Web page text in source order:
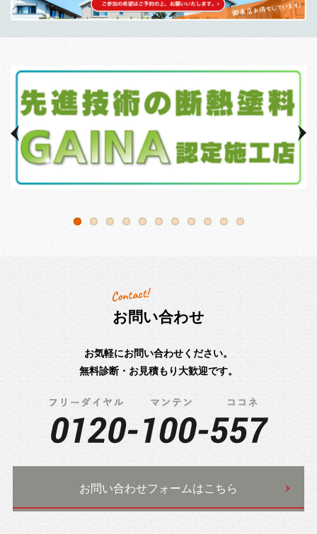
お問い合わせ
お気軽にお問い合わせください。
無料診断・お見積もり大歓迎です。
お問い合わせフォームはこちら